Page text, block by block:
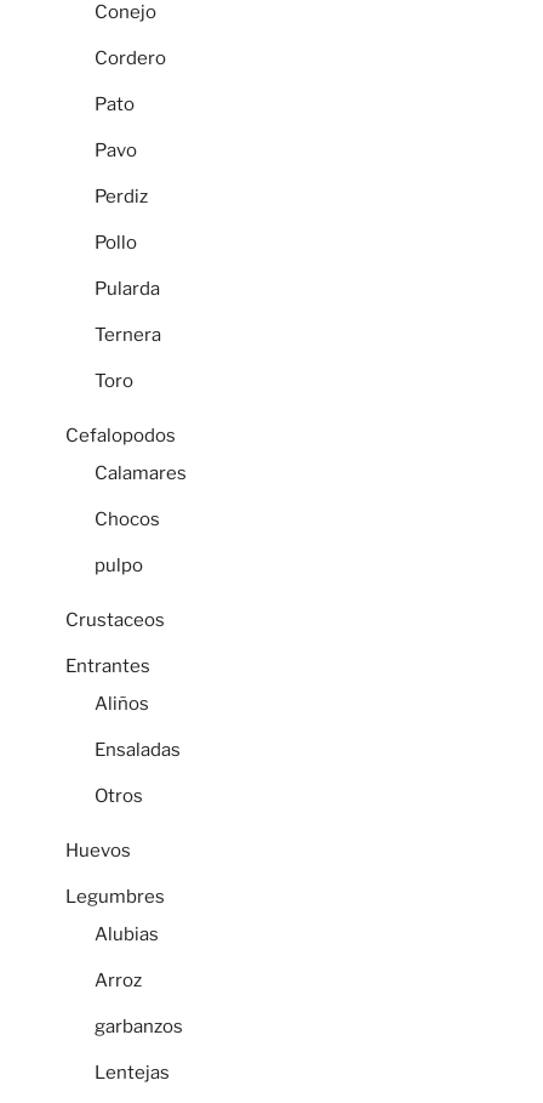
Conejo
Cordero
Pato
Pavo
Perdiz
Pollo
Pularda
Ternera
Toro
Cefalopodos
Calamares
Chocos
pulpo
Crustaceos
Entrantes
Aliños
Ensaladas
Otros
Huevos
Legumbres
Alubias
Arroz
garbanzos
Lentejas